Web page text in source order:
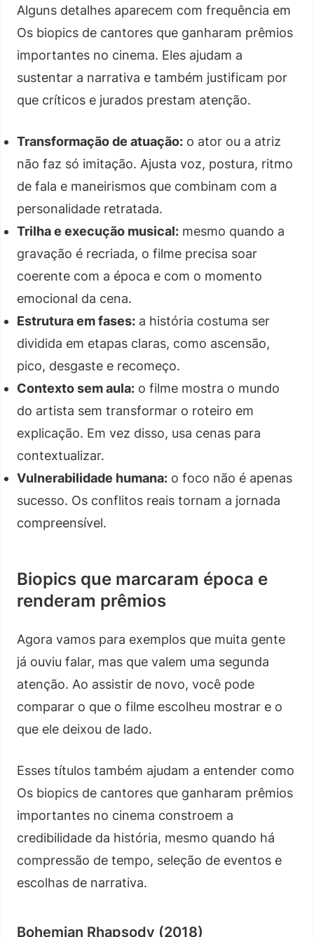
Alguns detalhes aparecem com frequência em
Os biopics de cantores que ganharam prêmios
importantes no cinema. Eles ajudam a
sustentar a narrativa e também justificam por
que críticos e jurados prestam atenção.
Transformação de atuação: o ator ou a atriz
não faz só imitação. Ajusta voz, postura, ritmo
de fala e maneirismos que combinam com a
personalidade retratada.
Trilha e execução musical: mesmo quando a
gravação é recriada, o filme precisa soar
coerente com a época e com o momento
emocional da cena.
Estrutura em fases: a história costuma ser
dividida em etapas claras, como ascensão,
pico, desgaste e recomeço.
Contexto sem aula: o filme mostra o mundo
do artista sem transformar o roteiro em
explicação. Em vez disso, usa cenas para
contextualizar.
Vulnerabilidade humana: o foco não é apenas
sucesso. Os conflitos reais tornam a jornada
compreensível.
Biopics que marcaram época e
renderam prêmios
Agora vamos para exemplos que muita gente
já ouviu falar, mas que valem uma segunda
atenção. Ao assistir de novo, você pode
comparar o que o filme escolheu mostrar e o
que ele deixou de lado.
Esses títulos também ajudam a entender como
Os biopics de cantores que ganharam prêmios
importantes no cinema constroem a
credibilidade da história, mesmo quando há
compressão de tempo, seleção de eventos e
escolhas de narrativa.
Bohemian Rhapsody (2018)